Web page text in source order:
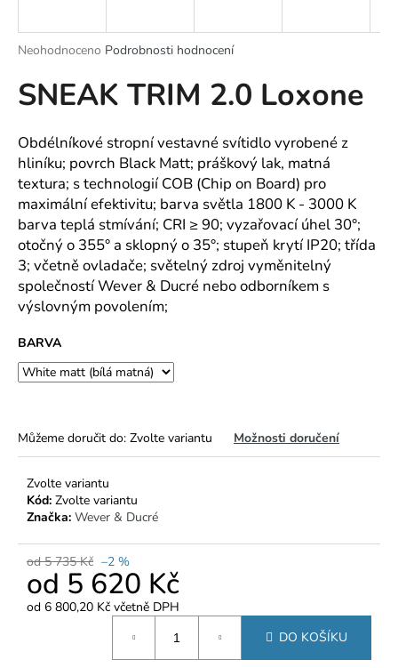
Průměrné
produktu
je
z
5
hvězdiček.
Neohodnoceno Podrobnosti hodnocení
SNEAK TRIM 2.0 Loxone
Obdélníkové stropní vestavné svítidlo vyrobené z
hliníku; povrch Black Matt; práškový lak, matná
textura; s technologií COB (Chip on Board) pro
maximální efektivitu; barva světla 1800 K - 3000 K
barva teplá stmívání; CRI ≥ 90; vyzařovací úhel 30°;
otočný o 355° a sklopný o 35°; stupeň krytí IP20; třída
3; včetně ovladače; světelný zdroj vyměnitelný
společností Wever & Ducré nebo odborníkem s
výslovným povolením;
BARVA
Můžeme doručit do: Zvolte variantu Možnosti doručení
Zvolte variantu
Kód: Zvolte variantu
Značka: Wever & Ducré
od 5 735 Kč –2 %
od 5 620 Kč
od 6 800,20 Kč včetně DPH
DO KOŠÍKU
j
t
?
HLEDAT
D
o
o
r
u
j
e
m